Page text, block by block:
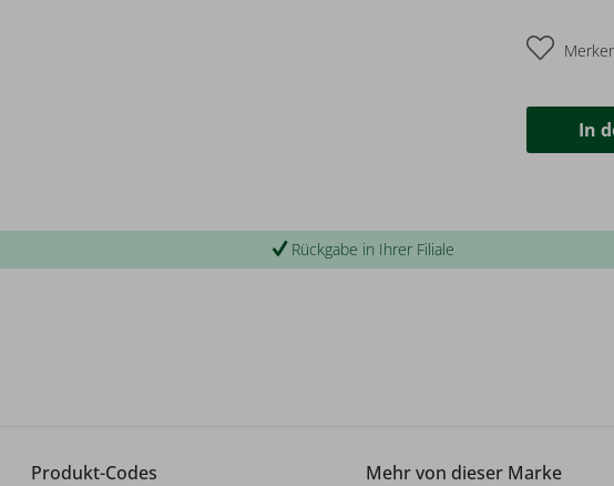
In
Rückgabe in Ihrer Filiale
Produkt-Codes Mehr von dieser Marke